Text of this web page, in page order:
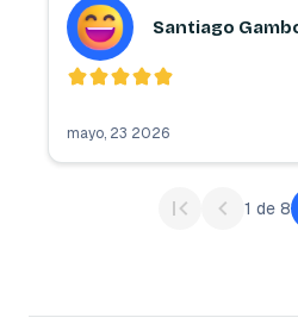
Santiago
mayo, 23 2026
1 de 8